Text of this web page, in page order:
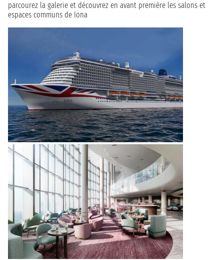
parcourez la galerie et découvrez en avant première les salons et
espaces communs de Iona